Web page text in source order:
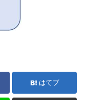
はてブ